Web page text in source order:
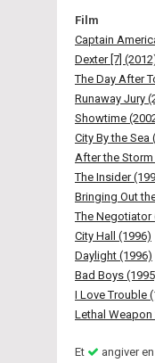
Film
Captain
Dexter [7]
The Day After
Runaway Jury
Showtime
City By the Sea
After the Storm
The Insider
Bringing Out
The Negotiator
City Hall (1996)
Daylight (1996)
Bad Boys
I Love Trouble
Lethal Weapon
Et
angiver